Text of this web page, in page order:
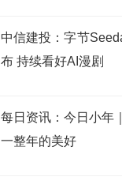
中信建投：字节
布 持续看好AI漫剧
每日资讯：今日小年
一整年的美好